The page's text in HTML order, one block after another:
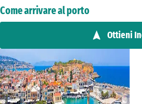
Come arrivare al porto
Ottieni